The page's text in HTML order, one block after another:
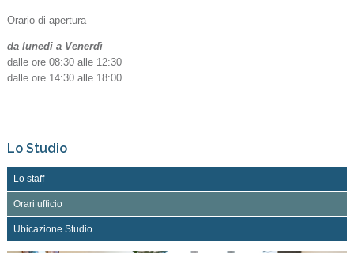
Orario di apertura
da lunedi a Venerdì
dalle ore 08:30 alle 12:30
dalle ore 14:30 alle 18:00
Lo Studio
Lo staff
Orari ufficio
Ubicazione Studio